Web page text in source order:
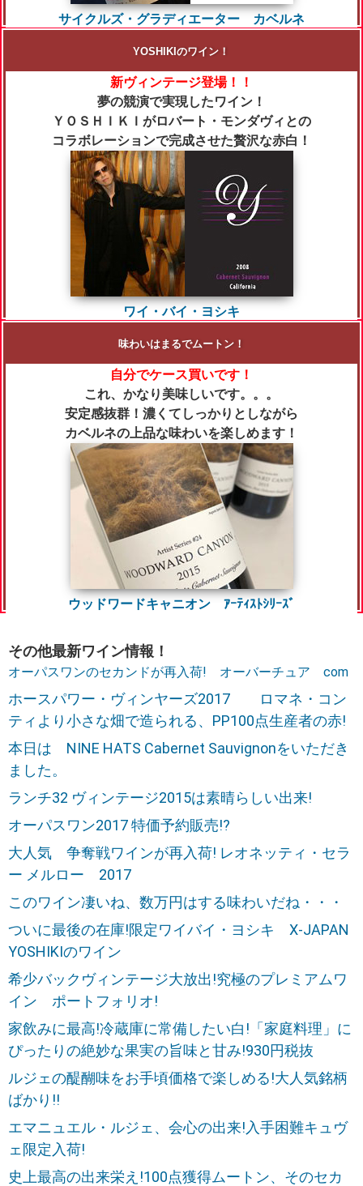
サイクルズ・グラディエーター カベルネ
YOSHIKIのワイン！
新ヴィンテージ登場！！
夢の競演で実現したワイン！
ＹＯＳＨＩＫＩがロバート・モンダヴィとの
コラボレーションで完成させた贅沢な赤白！
ワイ・バイ・ヨシキ
味わいはまるでムートン！
自分でケース買いです！
これ、かなり美味しいです。。。
安定感抜群！濃くてしっかりとしながら
カベルネの上品な味わいを楽しめます！
ウッドワードキャニオン ｱｰﾃｨｽﾄｼﾘｰｽﾞ
その他最新ワイン情報！
オーパスワンのセカンドが再入荷! オーバーチュア com
ホースパワー・ヴィンヤーズ2017 ロマネ・コン
ティより小さな畑で造られる、PP100点生産者の赤!
本日は NINE HATS Cabernet Sauvignonをいただき
ました。
ランチ32 ヴィンテージ2015は素晴らしい出来!
オーパスワン2017 特価予約販売!?
大人気 争奪戦ワインが再入荷! レオネッティ・セラ
ー メルロー 2017
このワイン凄いね、数万円はする味わいだね・・・
ついに最後の在庫!限定ワイバイ・ヨシキ X-JAPAN
YOSHIKIのワイン
希少バックヴィンテージ大放出!究極のプレミアムワ
イン ポートフォリオ!
家飲みに最高!冷蔵庫に常備したい白!「家庭料理」に
ぴったりの絶妙な果実の旨味と甘み!930円税抜
ルジェの醍醐味をお手頃価格で楽しめる!大人気銘柄
ばかり!!
エマニュエル・ルジェ、会心の出来!入手困難キュヴ
ェ限定入荷!
史上最高の出来栄え!100点獲得ムートン、そのセカ